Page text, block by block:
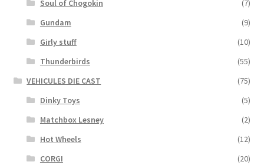
Soul of Chogokin
(7)
Gundam
(9)
Girly stuff
(10)
Thunderbirds
(55)
VEHICULES DIE CAST
(75)
Dinky Toys
(5)
Matchbox Lesney
(2)
Hot Wheels
(12)
CORGI
(20)